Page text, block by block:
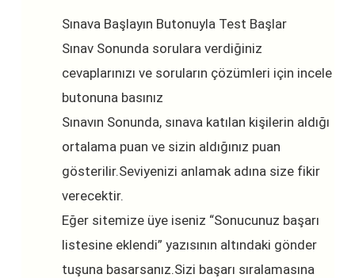
Sınava Başlayın Butonuyla Test Başlar
Sınav Sonunda sorulara verdiğiniz
cevaplarınızı ve soruların çözümleri için incele
butonuna basınız
Sınavın Sonunda, sınava katılan kişilerin aldığı
ortalama puan ve sizin aldığınız puan
gösterilir.Seviyenizi anlamak adına size fikir
verecektir.
Eğer sitemize üye iseniz “Sonucunuz başarı
listesine eklendi” yazısının altındaki gönder
tuşuna basarsanız.Sizi başarı sıralamasına